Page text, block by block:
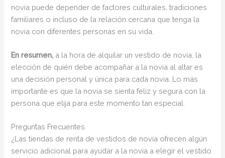
novia puede depender de factores culturales, tradiciones
familiares o incluso de la relación cercana que tenga la
novia con diferentes personas en su vida.
En resumen, a la hora de alquilar un vestido de novia, la
elección de quién debe acompañar a la novia al altar es
una decisión personal y única para cada novia. Lo más
importante es que la novia se sienta feliz y segura con la
persona que elija para este momento tan especial.
Preguntas Frecuentes
¿Las tiendas de renta de vestidos de novia ofrecen algún
servicio adicional para ayudar a la novia a elegir el vestido